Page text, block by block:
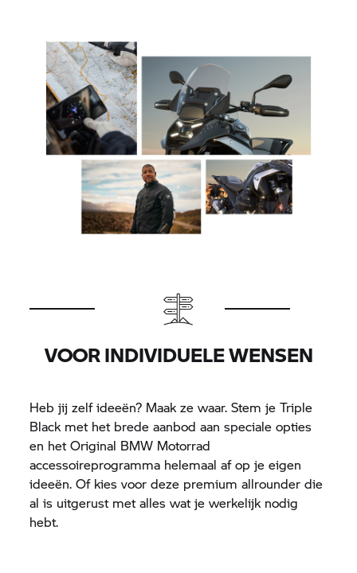
VOOR INDIVIDUELE WENSEN
Heb jij zelf ideeën? Maak ze waar. Stem je Triple
Black met het brede aanbod aan speciale opties
en het Original BMW Motorrad
accessoireprogramma helemaal af op je eigen
ideeën. Of kies voor deze premium allrounder die
al is uitgerust met alles wat je werkelijk nodig
hebt.